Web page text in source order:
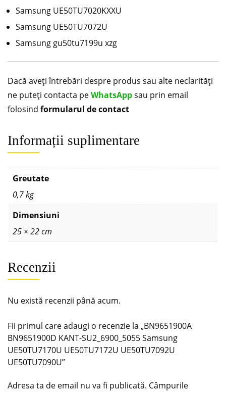
Samsung UE50TU7020KXXU
Samsung UE50TU7072U
Samsung gu50tu7199u xzg
Dacă aveți întrebări despre produs sau alte neclarități
ne puteți contacta peWhatsAppsau prin email
folosind formularul de contact
Informații suplimentare
Greutate
0,7 kg
Dimensiuni
25 × 22 cm
Recenzii
Nu există recenzii până acum.
Fii primul care adaugi o recenzie la „BN9651900A
BN9651900D KANT-SU2_6900_5055 Samsung
UE50TU7170U UE50TU7172U UE50TU7092U
UE50TU7090U”
Adresa ta de email nu va fi publicată. Câmpurile